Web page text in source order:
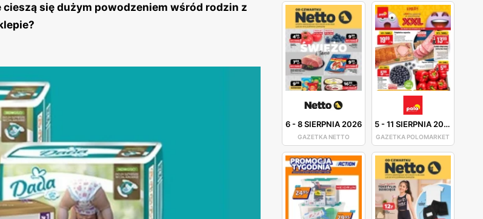
się dużym powodzeniem wśród rodzin z
6-8 SIERPNIA 2026
GAZETKA NETTO
5-11 SIERPNIA 2026
GAZETKA POLOMARKET